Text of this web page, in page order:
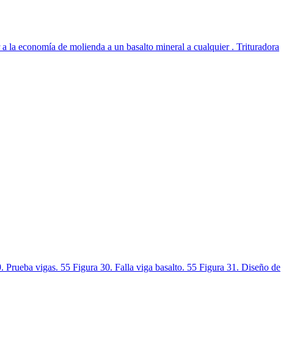
la economía de molienda a un basalto mineral a cualquier . Trituradora
vigas. 55 Figura 30. Falla viga basalto. 55 Figura 31. Diseño de